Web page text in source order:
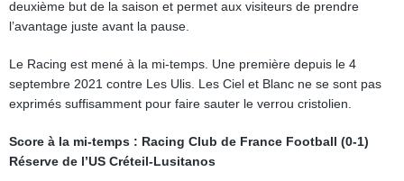
deuxième but de la saison et permet aux visiteurs de prendre
l’avantage juste avant la pause.
Le Racing est mené à la mi-temps. Une première depuis le 4
septembre 2021 contre Les Ulis. Les Ciel et Blanc ne se sont pas
exprimés suffisamment pour faire sauter le verrou cristolien.
Score à la mi-temps : Racing Club de France Football (0-1)
Réserve de l’US Créteil-Lusitanos